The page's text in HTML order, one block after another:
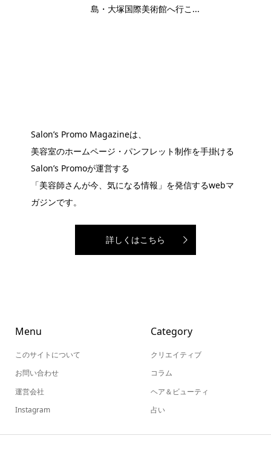
島・大塚国際美術館へ行こ...
Salon’s Promo Magazineは、
美容室のホームページ・パンフレット制作を手掛ける
Salon’s Promoが運営する
「美容師さんが今、気になる情報」を発信するwebマ
ガジンです。
詳しくはこちら
Menu
このサイトについて
お問い合わせ
運営会社
Instagram
Category
クリエイティブ
コラム
ヘア＆ビューティ
占い